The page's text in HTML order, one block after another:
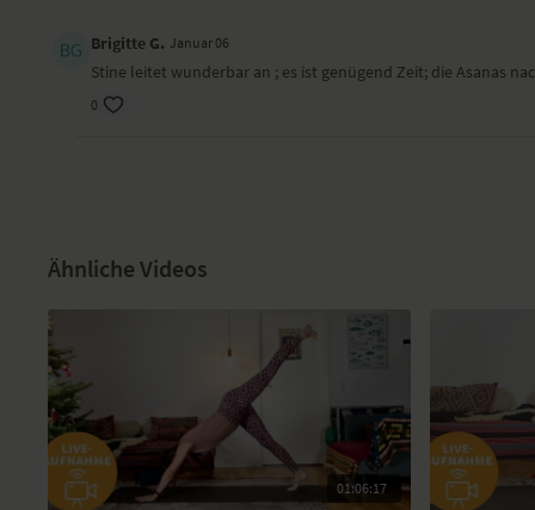
Brigitte G. Januar 06
Stine leitet wunderbar an ; es ist genügend Zeit; die Asanas
0
Ähnliche Videos
01:06:17